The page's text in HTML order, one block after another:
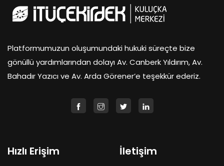
Platformumuzun oluşumundaki hukuki süreçte bize
gönüllü yardımlarından dolayı Av. Canberk Yıldırım, Av.
Bahadır Yazıcı ve Av. Arda Görener’e teşekkür ederiz.
Hızlı Erişim İletişim